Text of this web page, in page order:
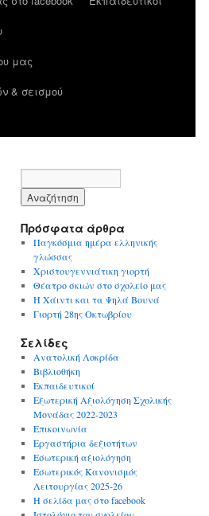
μας
& σεισμού
Πρόσφατα άρθρα
Παγκόσμια ημέρα ελληνικής
γλώσσας
Χριστουγεννιάτικη γιορτή
Θέατρο σκιών στο σχολείο μας
Η Χάιντι και τα Ψηλά Βουνά
Γιορτή 28ης Οκτωβρίου
Σελίδες
Ανατολική Λοκρίδα
Βιβλιοθήκη
Εκπαιδευτικοί
Εξωτερική Αξιολόγηση Σχολικής
Μονάδας 2022-2023
Επικοινωνία
Εργαστήρια δεξιοτήτων
Εσωτερική αξιολόγηση
Εσωτερικός Κανονισμός
Λειτουργίας 2025-26
Η σελίδα μας στο facebook